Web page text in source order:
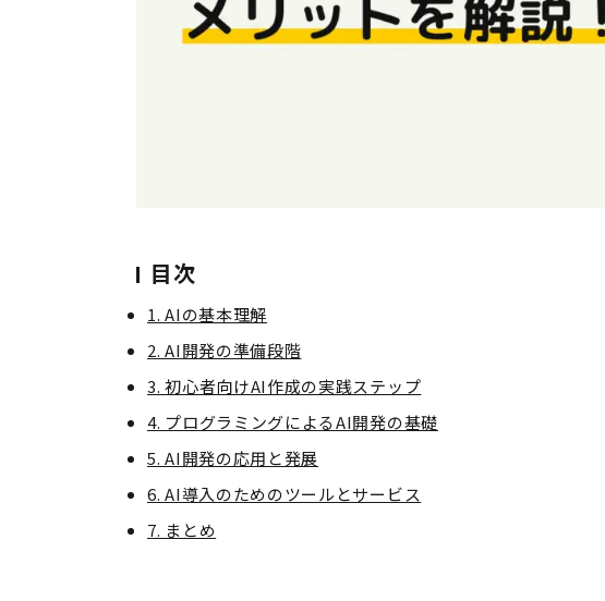
目次
1. AIの基本理解
2. AI開発の準備段階
3. 初心者向けAI作成の実践ステップ
4. プログラミングによるAI開発の基礎
5. AI開発の応用と発展
6. AI導入のためのツールとサービス
7. まとめ